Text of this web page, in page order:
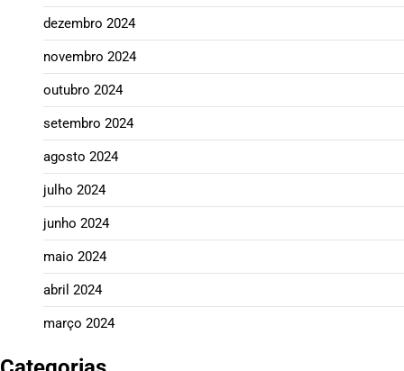
dezembro 2024
novembro 2024
outubro 2024
setembro 2024
agosto 2024
julho 2024
junho 2024
maio 2024
abril 2024
março 2024